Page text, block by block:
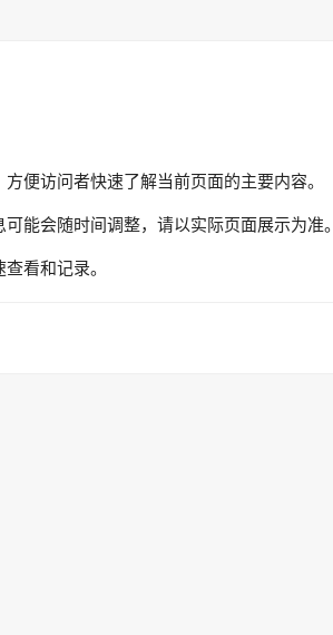
便访问者快速了解当前页面的主要内容。
能会随时间调整，请以实际页面展示为准。
看和记录。